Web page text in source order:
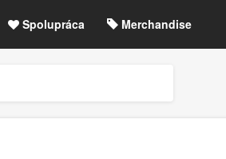
Spolupráca Merchandise